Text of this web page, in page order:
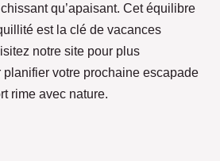
qu’apaisant. Cet équilibre
est la clé de vacances
notre site pour plus
votre prochaine escapade
rime avec nature.